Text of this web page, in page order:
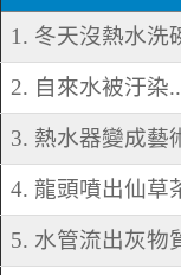
1. 冬天沒熱水洗
2. 自來水被汙染
3. 熱水器變成藝
4. 龍頭噴出仙草
5. 水管流出灰物